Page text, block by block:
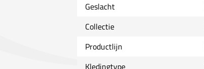
Geslacht
Collectie
Productlijn